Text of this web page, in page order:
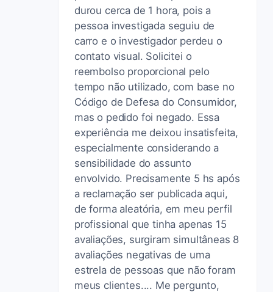
durou cerca de 1 hora, pois a
pessoa investigada seguiu de
carro e o investigador perdeu o
contato visual. Solicitei o
reembolso proporcional pelo
tempo não utilizado, com base no
Código de Defesa do Consumidor,
mas o pedido foi negado. Essa
experiência me deixou insatisfeita,
especialmente considerando a
sensibilidade do assunto
envolvido. Precisamente 5 hs após
a reclamação ser publicada aqui,
de forma aleatória, em meu perfil
profissional que tinha apenas 15
avaliações, surgiram simultâneas 8
avaliações negativas de uma
estrela de pessoas que não foram
meus clientes.... Me pergunto,